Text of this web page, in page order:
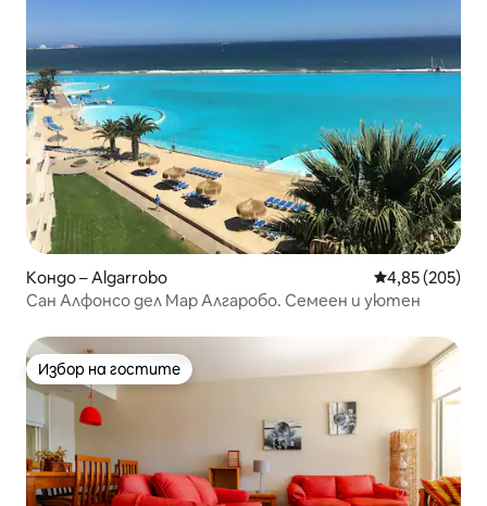
Кондо – Algarrobo Средна
4,85 (205)
Сан Алфонсо дел Мар Алгаробо. Семеен и уютен
Избор на гостите
Избор на гостите